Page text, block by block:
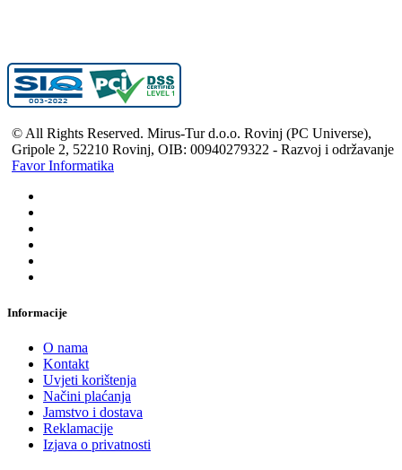
© All Rights Reserved. Mirus-Tur d.o.o. Rovinj (PC Universe),
Gripole 2, 52210 Rovinj, OIB: 00940279322 - Razvoj i održavanje
Favor Informatika
Informacije
O nama
Kontakt
Uvjeti korištenja
Načini plaćanja
Jamstvo i dostava
Reklamacije
Izjava o privatnosti